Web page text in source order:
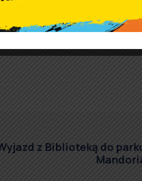
w chwili, gdy liczba miejsc w
z Biblioteką do